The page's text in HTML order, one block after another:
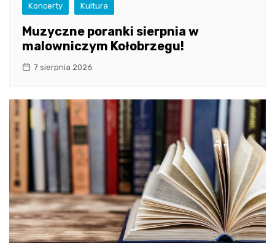
Koncerty Kultura
Muzyczne poranki sierpnia w
malowniczym Kołobrzegu!
7 sierpnia 2026